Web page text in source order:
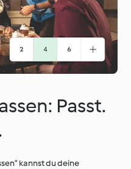
Passt.
kannst du deine